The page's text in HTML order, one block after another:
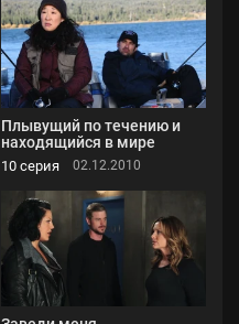
Плывущий по течению и
находящийся в мире
10 серия 02.12.2010